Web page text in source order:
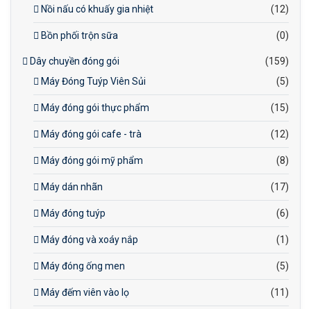
Nồi nấu có khuấy gia nhiệt (12)
Bồn phối trộn sữa (0)
Dây chuyền đóng gói
(159)
Máy Đóng Tuýp Viên Sủi
(5)
Máy đóng gói thực phẩm (15)
Máy đóng gói cafe - trà (12)
Máy đóng gói mỹ phẩm (8)
Máy dán nhãn (17)
Máy đóng tuýp (6)
Máy đóng và xoáy nắp (1)
Máy đóng ống men (5)
Máy đếm viên vào lọ (11)